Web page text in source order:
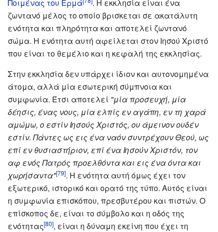
Ποιμένας του Ερμά
. Η εκκλησία είναι ένα
ζωντανό μέλος το οποίο βρισκεται σε ακατάλυτη
ενότητα και πληρότητα και αποτελεί ζωντανό
σώμα. Η ενότητα αυτή αφείλεται στον Ιησού Χριστό
που είναι το θεμέλιο και η κεφαλή της εκκλησίας.
Στην εκκλησία δεν υπάρχει ίδιον και αυτονομημένα
άτομα, αλλά μία εσωτερική σύμπνοια και
συμφωνία. Έτσι αποτελεί "μία προσευχή, μία
δέησις, ένας νους, μία ελπίς εν αγάπη, εν τη χαρά
αμώμω, ο εστίν Ιησούς Χριστός, ου άμεινον ουδέν
εστίν. Πάντες ως εις ένα ναόν συντρέχουν Θεού, ως
επί εν θυσιαστήριον, επί ένα Ιησούν Χριστόν, τον
αφ ενός Πατρός προελθόντα και εις ένα όντα και
χωρήσαντα"[79]. Η ενότητα αυτή όμως έχει τον
εξωτερικό, ιστορικό και ορατό της τύπο. Αυτός είναι
η συμφωνία επισκόπου, πρεσβυτέρου και πιστών. Ο
επίσκοπος δε, είναι το σύμβολο και η οδός της
ενότητας[80], είναι η δύναμη εκείνη που έχει τη